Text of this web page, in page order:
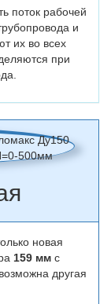
поток рабочей
и
их во всех
при
новая
159 ммс
другая